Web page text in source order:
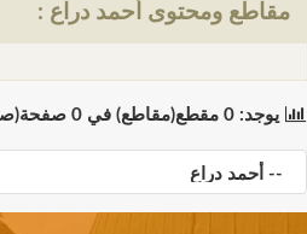
مقاطع ومحتوى أحمد دراع :
يوجد: 0 مقطع(مقاطع) في 0 صفحة(صفحات). المعروض: مقاطع 0 إلى 0.